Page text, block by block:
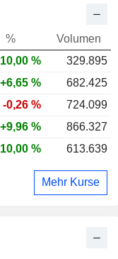
%
Volumen
%
329.895
+6,65 %
682.425
-0,26 %
724.099
+9,96 %
866.327
% 613.639
Mehr Kurse